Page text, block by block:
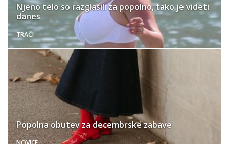
Njeno telo so razglasili za popolno, tako je videti
danes
TRAČI
Popolna obutev za decembrske zabave